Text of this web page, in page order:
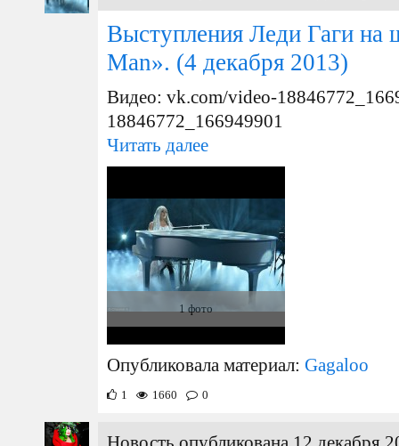
Выступления Леди Гаги
Man». (4 декабря 2013)
Видео: vk.com/video-
18846772_166949901
Читать далее
1 фото
Опубликовала материал: Gagaloo
1 1660 0